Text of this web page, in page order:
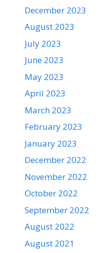
December 2023
August 2023
July 2023
June 2023
May 2023
April 2023
March 2023
February 2023
January 2023
December 2022
November 2022
October 2022
September 2022
August 2022
August 2021